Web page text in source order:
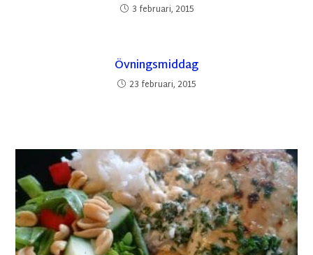
3 februari, 2015
Övningsmiddag
23 februari, 2015